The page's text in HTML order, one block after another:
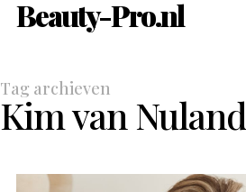
Beauty-Pro.nl
Tag archieven
Kim van Nuland